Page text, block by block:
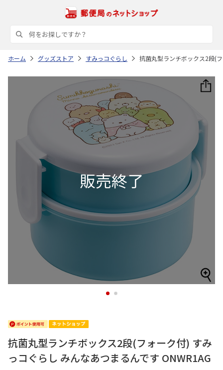
ホーム グッズストア すみっコぐらし 抗菌丸型ランチボックス2段(
1 2
抗菌丸型ランチボックス2段(フォーク付) すみ
っコぐらし みんなあつまるんです ONWR1AG